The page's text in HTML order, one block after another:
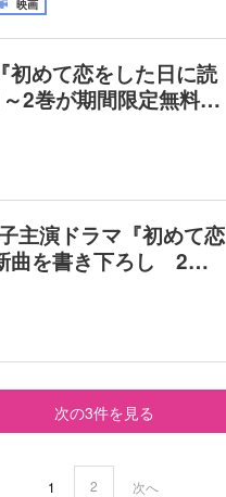
映画
初めて恋をした日に読
2巻が期間限定無料…
主演ドラマ『初めて恋
曲を書き下ろし 2…
次の3件を見る
1 2 次へ